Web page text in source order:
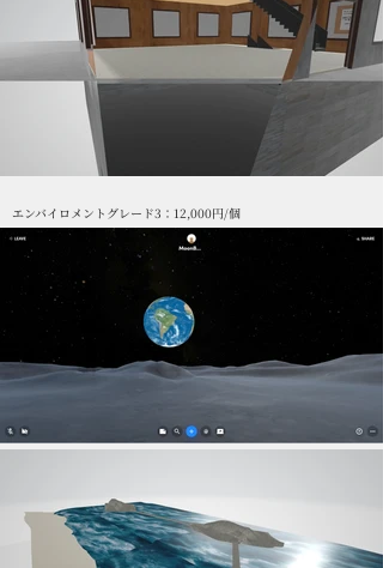
エンバイロメントグレード3：12,000円/個